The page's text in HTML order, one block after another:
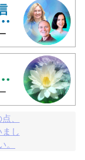
、
し
。